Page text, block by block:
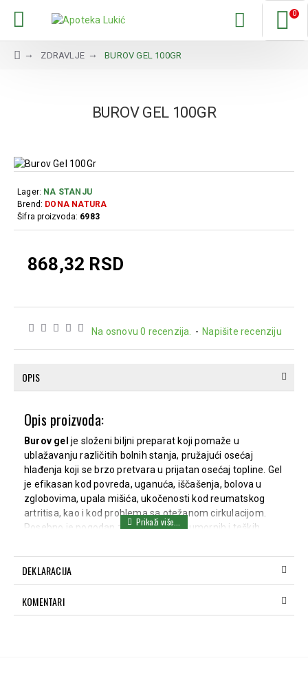
0
ZDRAVLJE BUROV GEL 100GR
BUROV GEL 100GR
Na osnovu 0 recenzija. - Napišite recenziju
868,32 RSD
Lager: NA STANJU
Brend: DONA NATURA
Šifra proizvoda: 6983
OPIS
Opis proizvoda:
Burov gel je složeni biljni preparat koji pomaže u
ublažavanju različitih bolnih stanja, pružajući osećaj
hlađenja koji se brzo pretvara u prijatan osećaj topline. Gel
je efikasan kod povreda, uganuća, iščašenja, bolova u
zglobovima, upala mišića, ukočenosti kod reumatskog
artritisa, kao i kod problema sa otežanom cirkulacijom.
Posebno je pogodan za primenu kod umornih i teških
vena. Burov gel se preporučuje i sportistima za brže
zagrevanje mišića pre treninga i brži oporavak nakon
fizičke aktivnosti.
Način upotrebe:
DEKLARACIJA
KOMENTARI